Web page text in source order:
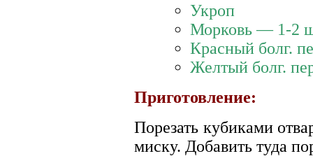
Укроп
Морковь — 1-2
Красный болг.
Желтый болг.
Приготовление:
Порезать кубиками
миску. Добавить туда